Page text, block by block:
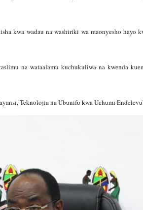
kwa wadau na washiriki wa maonyesho hayo
na wataalamu kuchukuliwa na kwenda
Teknolojia na Ubunifu kwa Uchumi